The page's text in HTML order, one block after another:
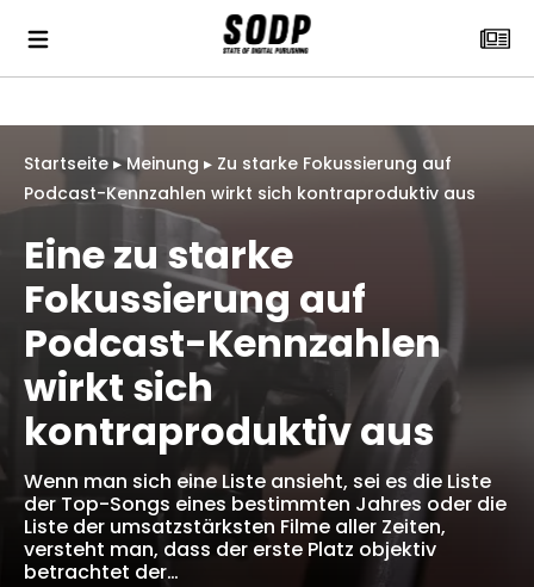
Startseite ▸Meinung ▸ Zu starke Fokussierung auf
Podcast-Kennzahlen wirkt sich kontraproduktiv aus
Eine zu starke
Fokussierung auf
Podcast-Kennzahlen
wirkt sich
kontraproduktiv aus
Wenn man sich eine Liste ansieht, sei es die Liste
der Top-Songs eines bestimmten Jahres oder die
Liste der umsatzstärksten Filme aller Zeiten,
versteht man, dass der erste Platz objektiv
betrachtet der…